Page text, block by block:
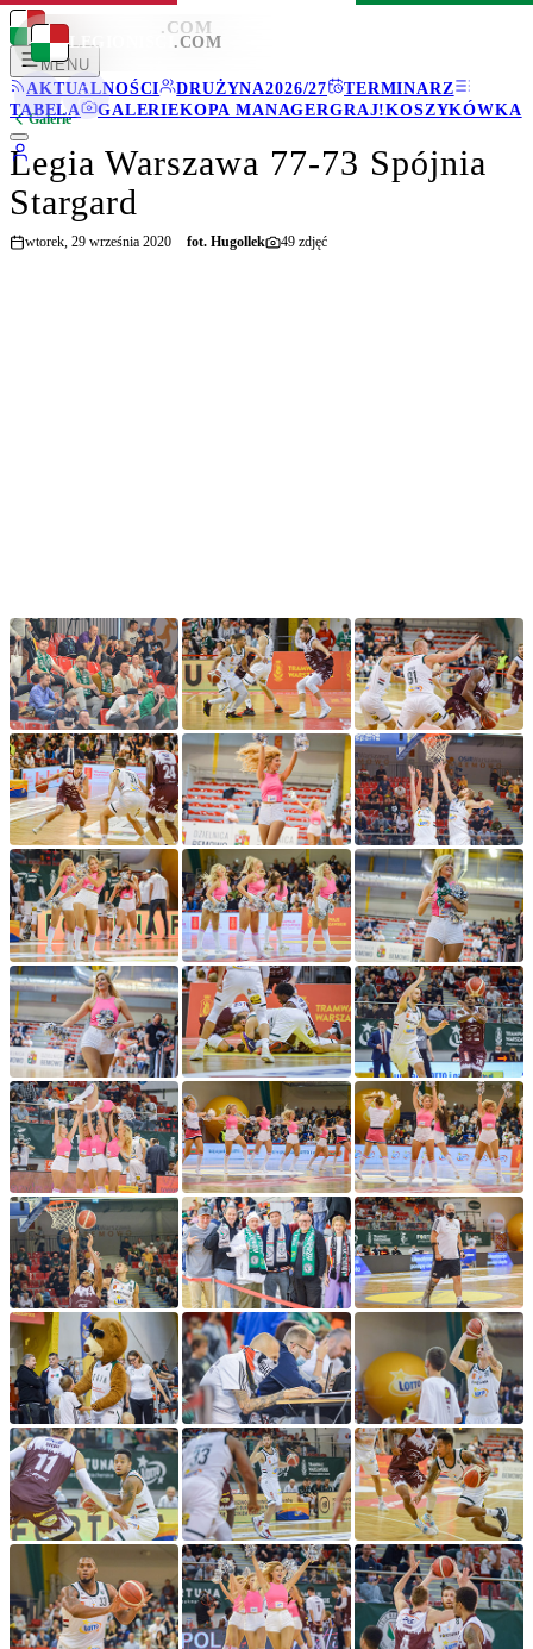
LEGIONISCI .COM
MENU
AKTUALNOŚCI
DRUŻYNA2026/27
TERMINARZ
TABELA
GALERIEKOPA MANAGERGRAJ!KOSZYKÓWKA
LEGIONISCI .COM
Galerie
Legia Warszawa 77-73 Spójnia
Stargard
wtorek, 29 września 2020 fot. Hugollek 49 zdjęć